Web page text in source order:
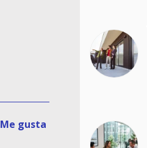
Me gusta